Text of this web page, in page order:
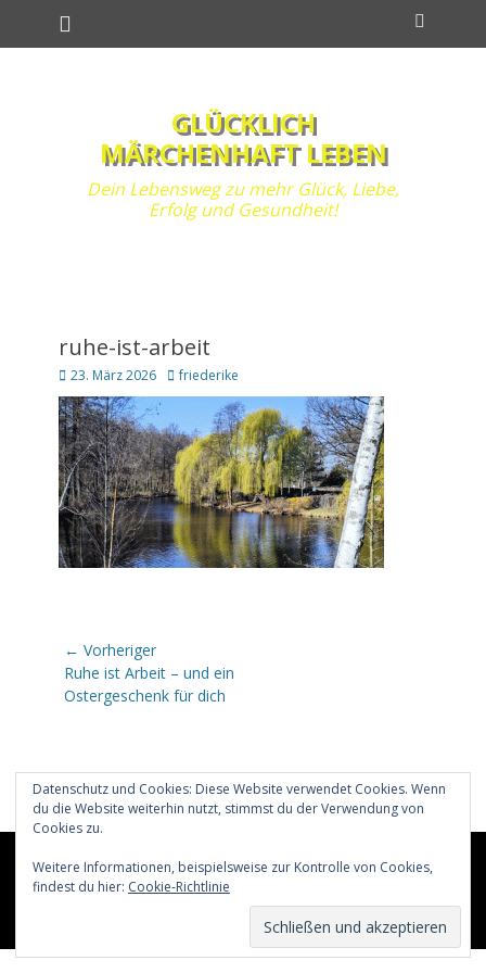
Inhalt
Primäres Menü
GLÜCKLICH
MÄRCHENHAFT LEBEN
Dein Lebensweg zu mehr Glück, Liebe,
Erfolg und Gesundheit!
ruhe-ist-arbeit
Posted
on
23. März 2026 Autor
friederike
Beitragsnavigation
← Vorheriger
Vorheriger
Beitrag:
Ruhe ist Arbeit – und ein
Ostergeschenk für dich
Copyright © 2026Glücklich märchenhaft leben All Rights
Reserved.
Datenschutz und Cookies: Diese Website verwendet Cookies. Wenn
du die Website weiterhin nutzt, stimmst du der Verwendung von
Cookies zu.
Weitere Informationen, beispielsweise zur Kontrolle von Cookies,
findest du hier: Cookie-Richtlinie